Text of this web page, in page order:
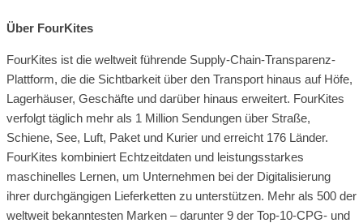
Über FourKites
FourKites ist die weltweit führende Supply-Chain-Transparenz-
Plattform, die die Sichtbarkeit über den Transport hinaus auf Höfe,
Lagerhäuser, Geschäfte und darüber hinaus erweitert. FourKites
verfolgt täglich mehr als 1 Million Sendungen über Straße,
Schiene, See, Luft, Paket und Kurier und erreicht 176 Länder.
FourKites kombiniert Echtzeitdaten und leistungsstarkes
maschinelles Lernen, um Unternehmen bei der Digitalisierung
ihrer durchgängigen Lieferketten zu unterstützen. Mehr als 500 der
weltweit bekanntesten Marken – darunter 9 der Top-10-CPG- und